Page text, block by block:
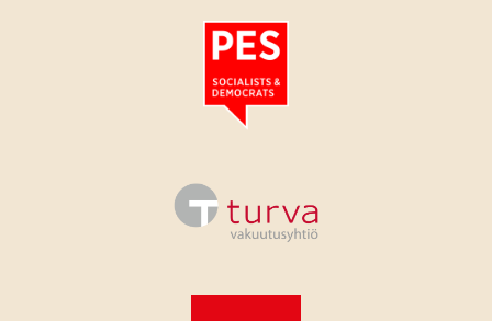
Tutustu PES:n periaatejulistukseen